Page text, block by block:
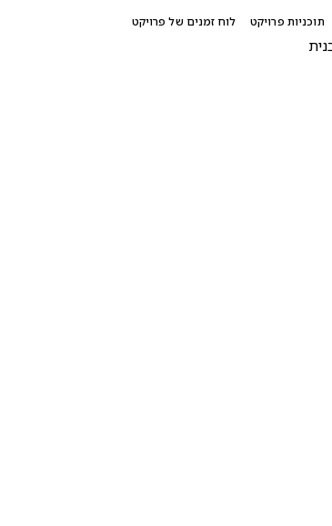
תוכניות פרויקט לוח זמנים של פרויקט